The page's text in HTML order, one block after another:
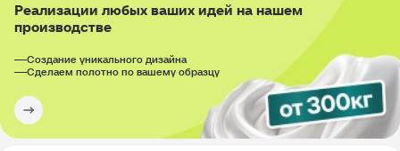
Реализации любых ваших идей на нашем
производстве
Создание уникального дизайна
Сделаем полотно по вашему образцу